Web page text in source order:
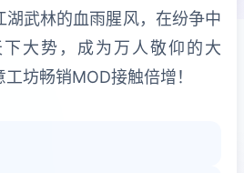
湖武林的血雨腥风，在纷争中
大势，成为万人敬仰的大
坊畅销MOD接触倍增！